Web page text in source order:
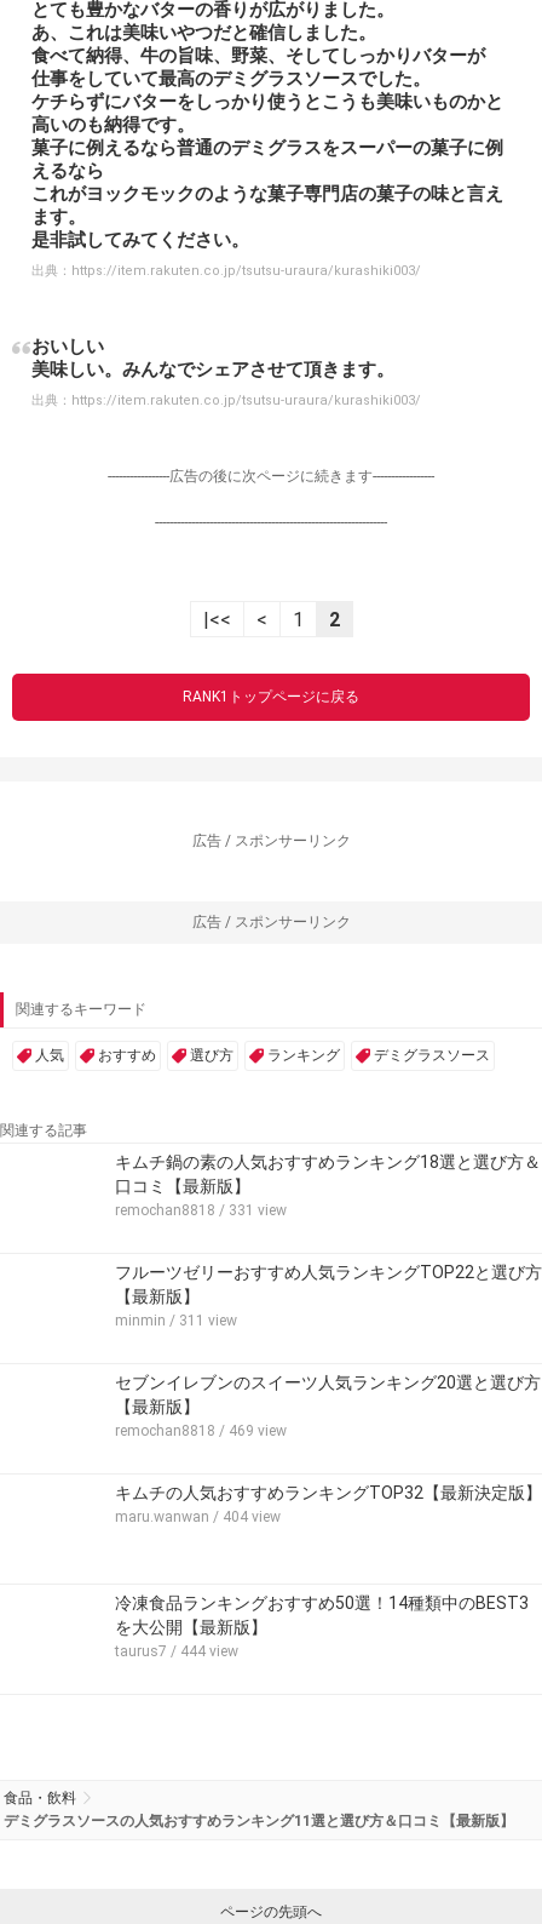
とても豊かなバターの香りが広がりました。
あ、これは美味いやつだと確信しました。
食べて納得、牛の旨味、野菜、そしてしっかりバターが
仕事をしていて最高のデミグラスソースでした。
ケチらずにバターをしっかり使うとこうも美味いものかと
高いのも納得です。
菓子に例えるなら普通のデミグラスをスーパーの菓子に例
えるなら
これがヨックモックのような菓子専門店の菓子の味と言え
ます。
是非試してみてください。
出典： https://item.rakuten.co.jp/tsutsu-uraura/kurashiki003/
おいしい
美味しい。みんなでシェアさせて頂きます。
出典： https://item.rakuten.co.jp/tsutsu-uraura/kurashiki003/
-----------------広告の後に次ページに続きます-----------------
----------------------------------------------------------------
|<< < 1 2
RANK1トップページに戻る
広告 / スポンサーリンク
広告 / スポンサーリンク
関連するキーワード
人気 おすすめ 選び方 ランキング デミグラスソース
関連する記事
キムチ鍋の素の人気おすすめランキング18選と選び方＆
口コミ【最新版】
remochan8818 / 331 view
フルーツゼリーおすすめ人気ランキングTOP22と選び方
【最新版】
minmin / 311 view
セブンイレブンのスイーツ人気ランキング20選と選び方
【最新版】
remochan8818 / 469 view
キムチの人気おすすめランキングTOP32【最新決定版】
maru.wanwan / 404 view
冷凍食品ランキングおすすめ50選！14種類中のBEST3
を大公開【最新版】
taurus7 / 444 view
食品・飲料
デミグラスソースの人気おすすめランキング11選と選び方＆口コミ【最新版】
ページの先頭へ